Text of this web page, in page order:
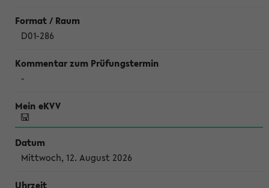
D01-286
-
Mittwoch, 12. August 2026